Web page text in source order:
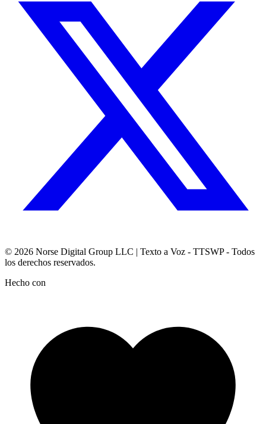
© 2026 Norse Digital Group LLC | Texto a Voz - TTSWP - Todos
los derechos reservados.
Hecho con